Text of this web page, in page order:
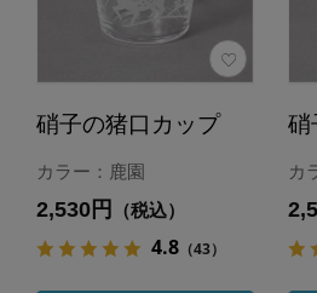
硝子の猪口カップ
カラー：鹿園
2,530円 （税込）
4.8（43）
硝
カ